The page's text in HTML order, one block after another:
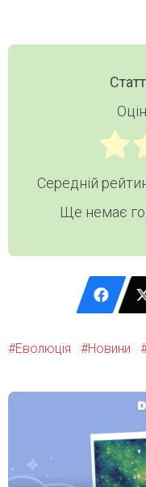
Середній
Ще немає
Еволюція Новини